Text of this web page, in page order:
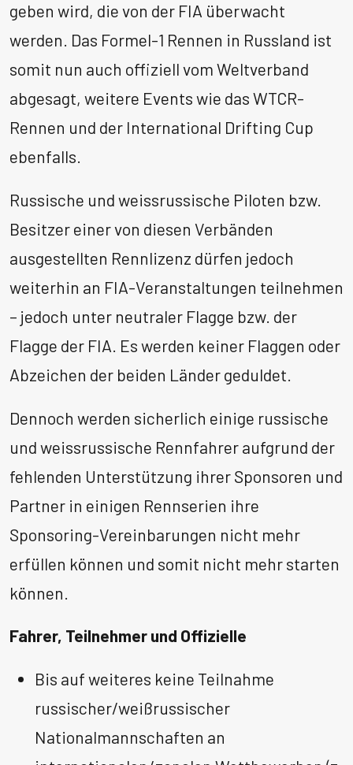
geben wird, die von der FIA überwacht
werden. Das Formel-1 Rennen in Russland ist
somit nun auch offiziell vom Weltverband
abgesagt, weitere Events wie das WTCR-
Rennen und der International Drifting Cup
ebenfalls.
Russische und weissrussische Piloten bzw.
Besitzer einer von diesen Verbänden
ausgestellten Rennlizenz dürfen jedoch
weiterhin an FIA-Veranstaltungen teilnehmen
– jedoch unter neutraler Flagge bzw. der
Flagge der FIA. Es werden keiner Flaggen oder
Abzeichen der beiden Länder geduldet.
Dennoch werden sicherlich einige russische
und weissrussische Rennfahrer aufgrund der
fehlenden Unterstützung ihrer Sponsoren und
Partner in einigen Rennserien ihre
Sponsoring-Vereinbarungen nicht mehr
erfüllen können und somit nicht mehr starten
können.
Fahrer, Teilnehmer und Offizielle
Bis auf weiteres keine Teilnahme
russischer/weißrussischer
Nationalmannschaften an